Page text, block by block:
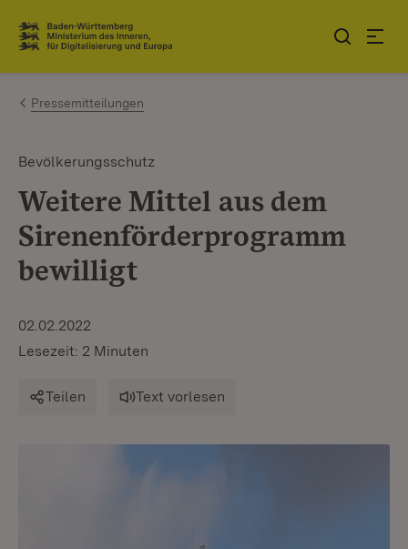
Zum Inhalt springen
Link zur Startseite
Pressemitteilungen
Bevölkerungsschutz
Weitere Mittel aus dem
Sirenenförderprogramm
bewilligt
02.02.2022
Lesezeit: 2 Minuten
Teilen Text vorlesen